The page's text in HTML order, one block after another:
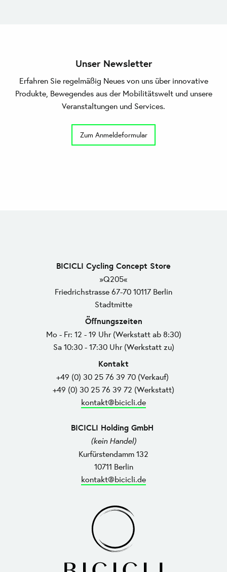
Unser Newsletter
Erfahren Sie regelmäßig Neues von uns über innovative
Produkte, Bewegendes aus der Mobilitätswelt und unsere
Veranstaltungen und Services.
Zum Anmeldeformular
BICICLI Cycling Concept Store
»Q205«
Friedrichstrasse 67-70 10117 Berlin
Stadtmitte
Öffnungszeiten
Mo - Fr: 12 - 19 Uhr (Werkstatt ab 8:30)
Sa 10:30 - 17:30 Uhr (Werkstatt zu)
Kontakt
+49 (0) 30 25 76 39 70 (Verkauf)
+49 (0) 30 25 76 39 72 (Werkstatt)
kontakt@bicicli.de
BICICLI Holding GmbH
(kein Handel)
Kurfürstendamm 132
10711 Berlin
kontakt@bicicli.de